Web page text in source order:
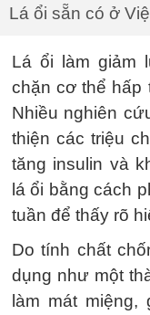
Lá ổi sẵn có ở
Lá ổi làm giảm
chặn cơ thể hấp
Nhiều nghiên
thiện các triệu
tăng insulin và
lá ổi bằng cách
tuần để thấy rõ
Do tính chất
dụng như một
làm mát